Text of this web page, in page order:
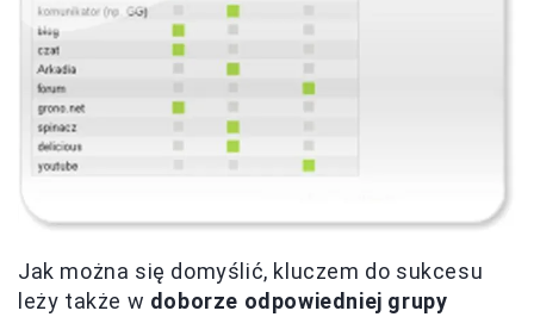
Jak można się domyślić, kluczem do sukcesu
leży także w doborze odpowiedniej grupy